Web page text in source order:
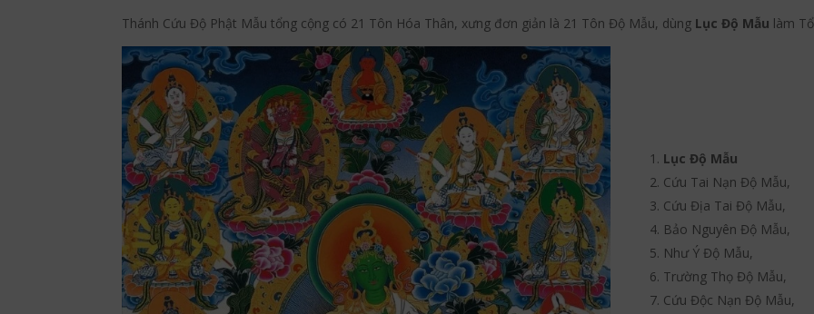
Thánh Cứu Độ Phật Mẫu tổng cộng có 21 Tôn Hóa Thân, xưng đơn giản là 21 Tôn Độ Mẫu, dùng Lục Độ Mẫu làm
Facebook Twitter Pinterest
Blogger reddit
Tumblr
Lục Độ Mẫu
Cứu Tai Nạn Độ Mẫu,
Cứu Địa Tai Độ Mẫu,
Bảo Nguyên Độ Mẫu,
Như Ý Độ Mẫu,
Trường Thọ Độ Mẫu,
Cứu Độc Nạn Độ Mẫu,